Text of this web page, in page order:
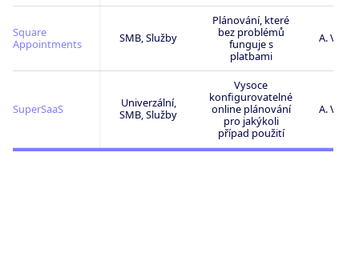
Square
Appointments
SMB, Služby
Plánování, které
bez problémů
funguje s
platbami
A.
SuperSaaS
Univerzální,
SMB, Služby
Vysoce
konfigurovatelné
online plánování
pro jakýkoli
případ použití
A.